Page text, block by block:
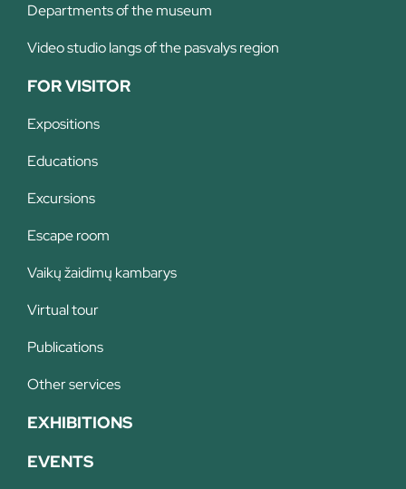
Departments of the museum
Video studio langs of the pasvalys region
FOR VISITOR
Expositions
Educations
Excursions
Escape room
Vaikų žaidimų kambarys
Virtual tour
Publications
Other services
EXHIBITIONS
EVENTS